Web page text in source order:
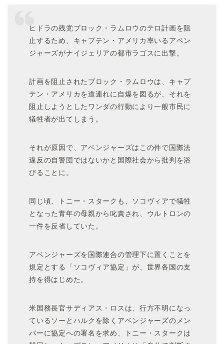
ヒドラの残党ブロック・ラムロウのテロ計画を阻
止するため、キャプテン・アメリカ率いるアベン
ジャーズがナイジェリアの都市ラゴスに出撃。
計画を阻止されたブロック・ラムロウは、キャプ
テン・アメリカを道連れに自爆を図るが、それを
阻止しようとしたワンダの行動により一般市民に
犠牲者が出てしまう。
それが原因で、アベンジャーズはこの件で国際法
違反の自警団ではないかと国際社会から批判を浴
びることに。
同じ頃、トニー・スタークも、ソコヴィアで犠牲
となった青年の母親から叱責され、ウルトロンの
一件を反省していた。
アベンジャーズを国際連合の管理下に置くことを
規定とする「ソコヴィア協定」が、世界各国の支
持を得はじめた。
米国務長官サディアス・ロスは、行方不明になっ
ているソーとハルクを除くアベンジャーズのメン
バーに協定への署名を求め、トニー・スタークは